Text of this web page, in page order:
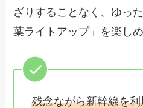
ざりすることなく、ゆっ
葉ライトアップ」を楽しめ
残念ながら新幹線を